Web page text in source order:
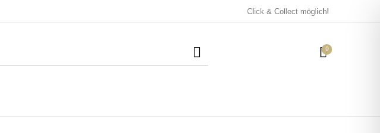
Click & Collect möglich!
0